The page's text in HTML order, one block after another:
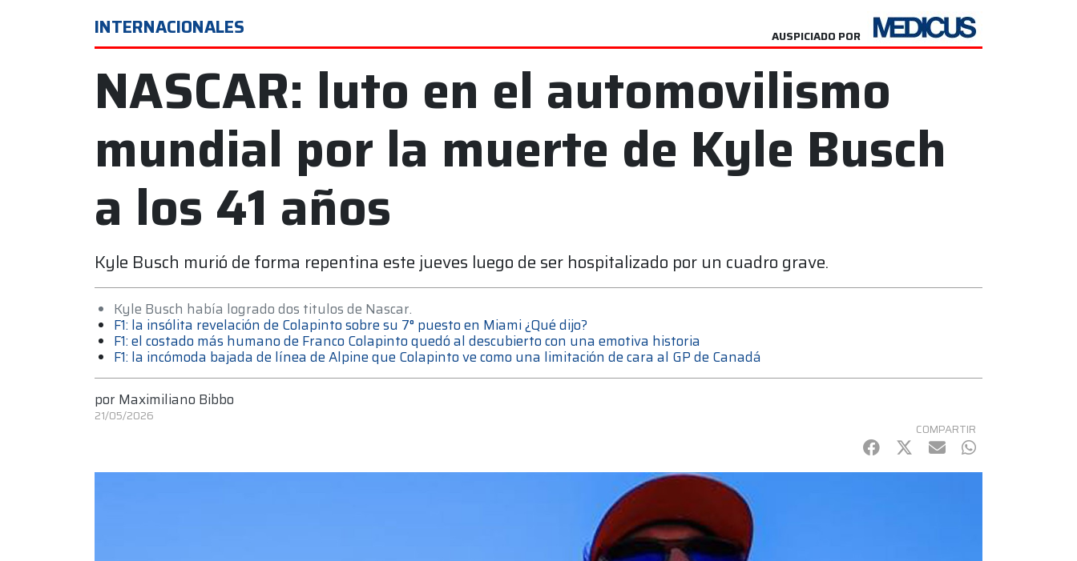
INTERNACIONALES AUSPICIADO POR
NASCAR: luto en el automovilismo
mundial por la muerte de Kyle Busch
a los 41 años
Kyle Busch murió de forma repentina este jueves luego de ser hospitalizado por un cuadro grave.
Kyle Busch había logrado dos titulos de Nascar.
F1: la insólita revelación de Colapinto sobre su 7° puesto en Miami ¿Qué dijo?
F1: el costado más humano de Franco Colapinto quedó al descubierto con una emotiva historia
F1: la incómoda bajada de línea de Alpine que Colapinto ve como una limitación de cara al GP de Canadá
por Maximiliano Bibbo
21/05/2026
COMPARTIR
Facebook
Twitter
mail WhatsApp